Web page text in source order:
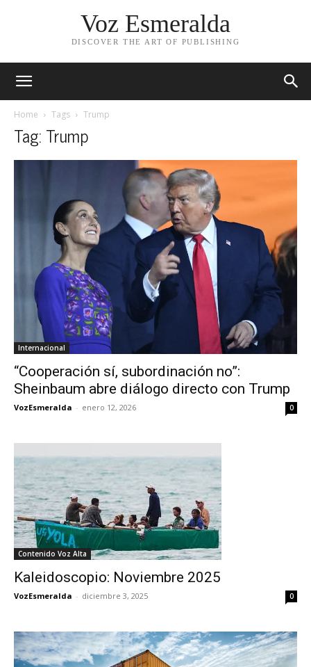
Voz Esmeralda
DISCOVER THE ART OF PUBLISHING
Home Tags Trump
Tag: Trump
Internacional
“Cooperación sí, subordinación no”:
Sheinbaum abre diálogo directo con Trump
VozEsmeralda - enero 12, 2026 0
Contenido Voz Alta
Kaleidoscopio: Noviembre 2025
VozEsmeralda - diciembre 3, 2025 0